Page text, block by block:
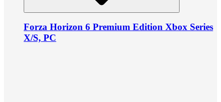
Forza Horizon 6 Premium Edition Xbox Series
X/S, PC